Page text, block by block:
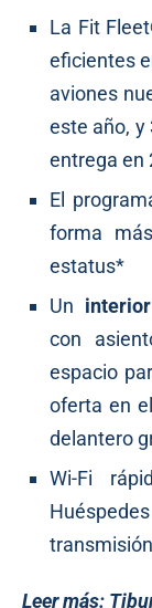
La Fit
eficientes
aviones
este año, y
entrega en
El
forma
estatus*
Un
con
espacio
oferta en
delantero
Wi-Fi
Leer más: